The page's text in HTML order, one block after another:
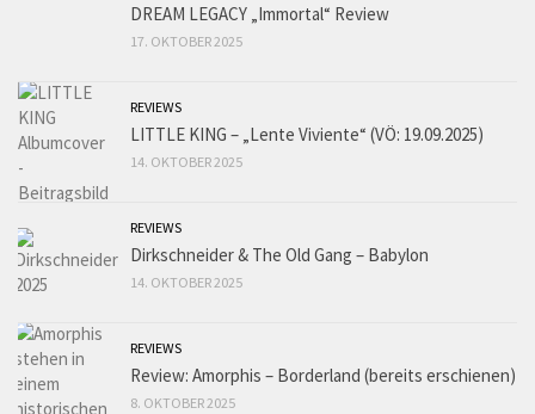
DREAM LEGACY „Immortal“ Review
17. OKTOBER 2025
REVIEWS
LITTLE KING – „Lente Viviente“ (VÖ: 19.09.2025)
14. OKTOBER 2025
REVIEWS
Dirkschneider & The Old Gang – Babylon
14. OKTOBER 2025
REVIEWS
Review: Amorphis – Borderland (bereits erschienen)
8. OKTOBER 2025